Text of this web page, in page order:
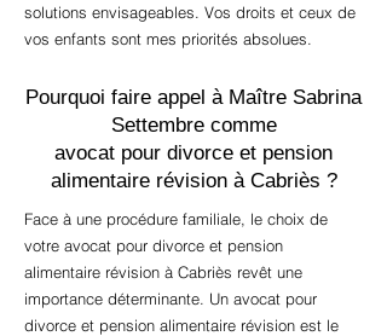
solutions envisageables. Vos droits et ceux de
vos enfants sont mes priorités absolues.
Pourquoi faire appel à Maître Sabrina
Settembre comme
avocat pour divorce et pension
alimentaire révision à Cabriès ?
Face à une procédure familiale, le choix de
votre avocat pour divorce et pension
alimentaire révision à Cabriès revêt une
importance déterminante. Un avocat pour
divorce et pension alimentaire révision est le